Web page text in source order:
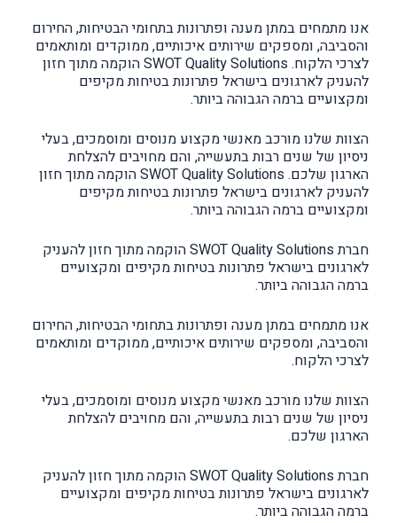
אנו מתמחים במתן מענה ופתרונות בתחומי הבטיחות, החירום
והסביבה, ומספקים שירותים איכותיים, ממוקדים ומותאמים
לצרכי הלקוח. SWOT Quality Solutions הוקמה מתוך חזון
להעניק לארגונים בישראל פתרונות בטיחות מקיפים
ומקצועיים ברמה הגבוהה ביותר.
הצוות שלנו מורכב מאנשי מקצוע מנוסים ומוסמכים, בעלי
ניסיון של שנים רבות בתעשייה, והם מחויבים להצלחת
הארגון שלכם. SWOT Quality Solutions הוקמה מתוך חזון
להעניק לארגונים בישראל פתרונות בטיחות מקיפים
ומקצועיים ברמה הגבוהה ביותר.
חברת SWOT Quality Solutions הוקמה מתוך חזון להעניק
לארגונים בישראל פתרונות בטיחות מקיפים ומקצועיים
ברמה הגבוהה ביותר.
אנו מתמחים במתן מענה ופתרונות בתחומי הבטיחות, החירום
והסביבה, ומספקים שירותים איכותיים, ממוקדים ומותאמים
לצרכי הלקוח.
הצוות שלנו מורכב מאנשי מקצוע מנוסים ומוסמכים, בעלי
ניסיון של שנים רבות בתעשייה, והם מחויבים להצלחת
הארגון שלכם.
חברת SWOT Quality Solutions הוקמה מתוך חזון להעניק
לארגונים בישראל פתרונות בטיחות מקיפים ומקצועיים
ברמה הגבוהה ביותר.